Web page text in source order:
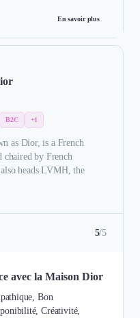
En savoir plus
B2C +1
as Dior, is a French
chaired by French
heads LVMH, the
5/5
avec la Maison Dior
Bon
Créativité,